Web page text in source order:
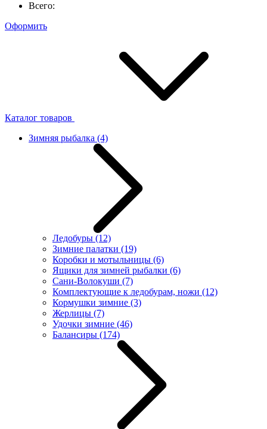
Всего:
Оформить
Каталог товаров
Зимняя рыбалка (4)
Ледобуры (12)
Зимние палатки (19)
Коробки и мотыльницы (6)
Ящики для зимней рыбалки (6)
Сани-Волокуши (7)
Комплектующие к ледобурам, ножи (12)
Кормушки зимние (3)
Жерлицы (7)
Удочки зимние (46)
Балансиры (174)